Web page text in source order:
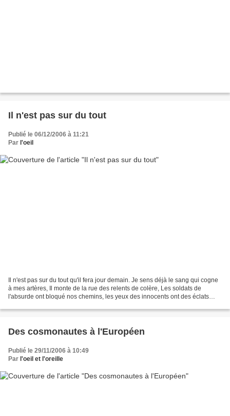
Il n'est pas sur du tout
Publié le 06/12/2006 à 11:21
Par l'oeil
Il n'est pas sur du tout qu'il fera jour demain. Je sens déjà le sang qui cogne
à mes artères, Il monte de la rue des relents de colère, Les soldats de
l'absurde ont bloqué nos chemins, les yeux des innocents ont des éclats
Des cosmonautes à l'Européen
Publié le 29/11/2006 à 10:49
Par l'oeil et l'oreille